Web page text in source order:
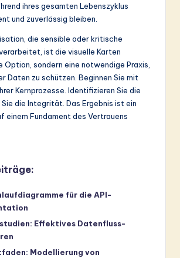
ihres gesamten Lebenszyklus
und zuverlässig bleiben.
die sensible oder kritische
ist die visuelle Karten
Option, sondern eine notwendige Praxis,
Daten zu schützen. Beginnen Sie mit
Kernprozesse. Identifizieren Sie die
Sie die Integrität. Das Ergebnis ist ein
einem Fundament des Vertrauens
für die API-
Effektives Datenfluss-
Modellierung von